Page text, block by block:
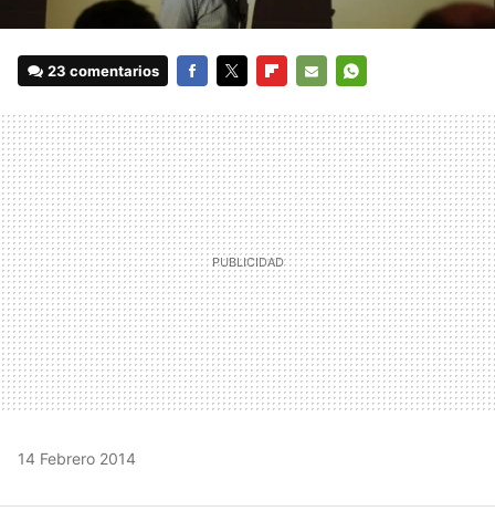
23 comentarios
MAIL
14 Febrero 2014